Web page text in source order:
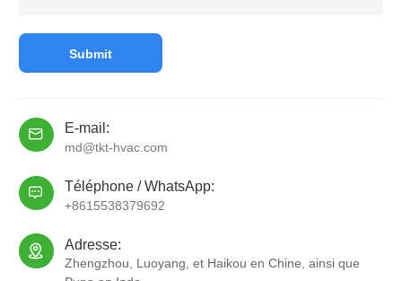
 E-mail:
md@tkt-hvac.com
 Téléphone / WhatsApp:
+8615538379692
 Adresse:
Zhengzhou, Luoyang, et Haikou en Chine, ainsi que